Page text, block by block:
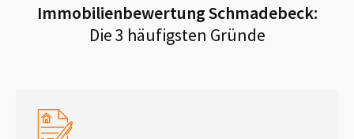
ImmobilienbewertungSchmadebeck:
Die 3 häufigsten Gründe